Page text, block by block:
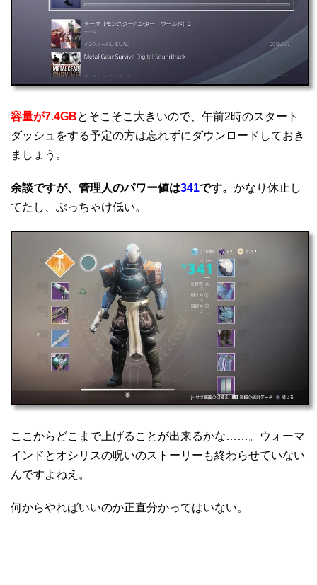
容量が7.4GBとそこそこ大きいので、午前2時のスタート
ダッシュをする予定の方は忘れずにダウンロードしておき
ましょう。
余談ですが、管理人のパワー値は341です。 かなり休止し
てたし、ぶっちゃけ低い。
ここからどこまで上げることが出来るかな……。ウォーマ
インドとオシリスの呪いのストーリーも終わらせていない
んですよねえ。
何からやればいいのか正直分かってはいない。